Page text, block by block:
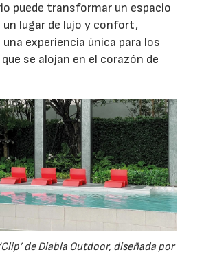
puede transformar un espacio
lugar de lujo y confort,
experiencia única para los
se alojan en el corazón de
de Diabla Outdoor, diseñada por